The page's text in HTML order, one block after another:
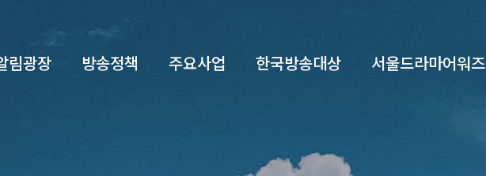
림광장 방송정책 주요사업 한국방송대상 서울드라마어워즈